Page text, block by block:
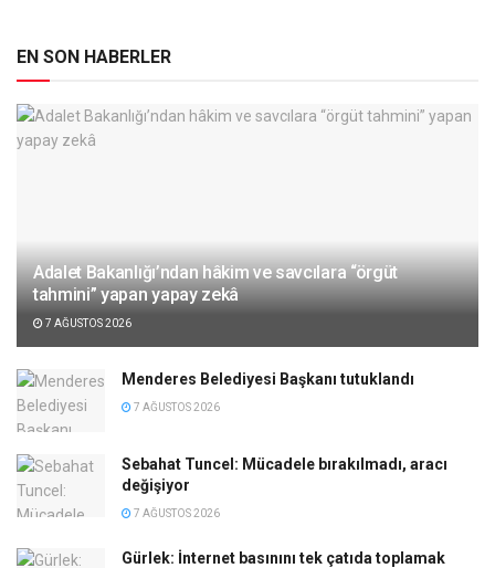
EN SON HABERLER
Adalet Bakanlığı’ndan hâkim ve savcılara “örgüt
tahmini” yapan yapay zekâ
7 AĞUSTOS 2026
Menderes Belediyesi Başkanı tutuklandı
7 AĞUSTOS 2026
Sebahat Tuncel: Mücadele bırakılmadı, aracı
değişiyor
7 AĞUSTOS 2026
Gürlek: İnternet basınını tek çatıda toplamak